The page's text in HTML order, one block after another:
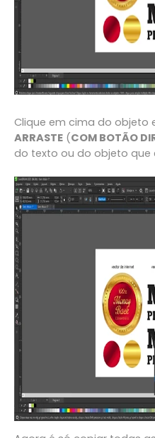
Clique em cima do objeto
ARRASTE (COM BOTÃO
do texto ou do objeto que